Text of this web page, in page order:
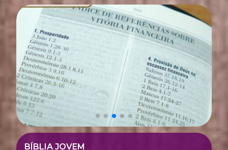
BÍBLIA JOVEM